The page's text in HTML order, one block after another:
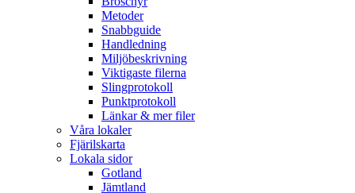
Metoder
Snabbguide
Handledning
Miljöbeskrivning
Viktigaste filerna
Slingprotokoll
Punktprotokoll
Länkar & mer filer
Våra lokaler
Fjärilskarta
Lokala sidor
Gotland
Jämtland